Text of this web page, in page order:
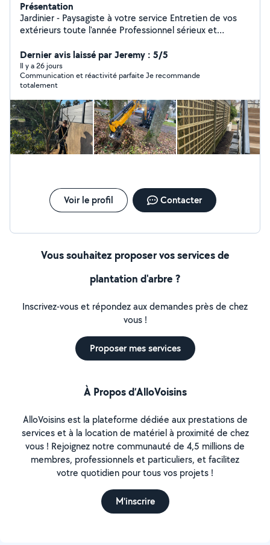
Présentation
Jardinier - Paysagiste à votre service Entretien de vos
extérieurs toute l'année Professionnel sérieux et
soin de vos espaces verts et de vos extérieurs.
J'interviens pour l'entretien régulier ou ponctuel, en
m'adaptant à vos besoins et à votre planning.
Intervention propre, soignée et discrète, avec le souci
du détail et du travail bien fait. Déplacement sur Paris
intra-muros et toute la banlieue parisienne ️ Disponible
7j/7, du lundi au dimanche Devis gratuit sur simple
demande Réponse rapide
Dernier avis laissé par Jeremy : 5/5
Il y a 26 jours
Communication et réactivité parfaite Je recommande
totalement
Voir le profil Contacter
Vous souhaitez proposer vos services de
plantation d'arbre ?
Inscrivez-vous et répondez aux demandes près de chez
vous !
Proposer mes services
À Propos d’AlloVoisins
AlloVoisins est la plateforme dédiée aux prestations de
services et à la location de matériel à proximité de chez
vous ! Rejoignez notre communauté de 4,5 millions de
membres, professionnels et particuliers, et facilitez
votre quotidien pour tous vos projets !
M'inscrire